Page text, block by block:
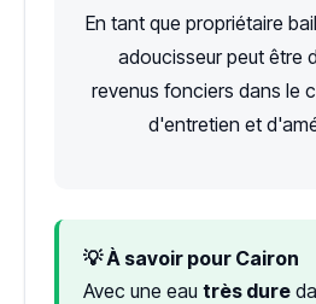
En tant que propriétaire
adoucisseur peut être
revenus fonciers dans le
d'entretien et
💡 À savoir pour Cairon
Avec une eau très dure